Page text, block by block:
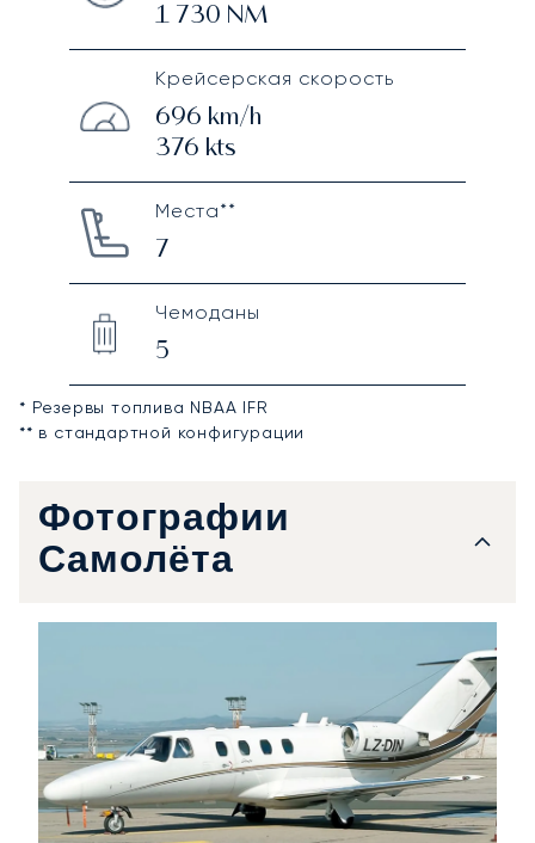
1 730 NM
Крейсерская скорость
696 km/h
376 kts
Места**
7
Чемоданы
5
* Резервы топлива NBAA IFR
** в стандартной конфигурации
Фотографии
Самолёта